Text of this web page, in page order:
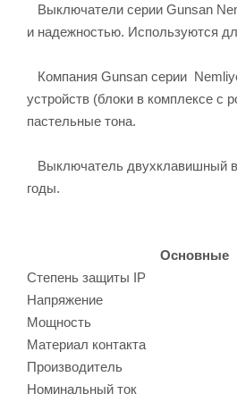
Выключатели серии Gunsan
и надежностью. Используются
Компания Gunsan серии
устройств (блоки в комплексе
пастельные тона.
Выключатель двухклавишный
годы.
Основные
Степень защиты IP
Напряжение
Мощность
Материал контакта
Производитель
Номинальный ток